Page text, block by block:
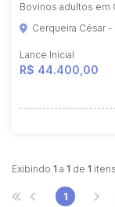
Bovinos adultos em
Cerqueira César -
Lance Inicial
R$ 44.400,00
Exibindo 1 a 1 de 1
1